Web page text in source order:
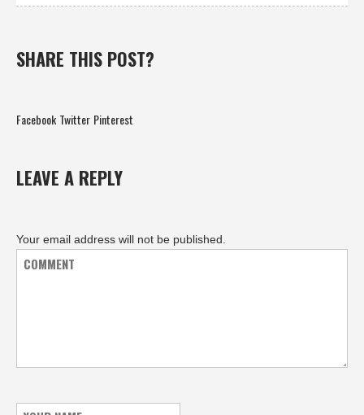
SHARE THIS POST?
Facebook Twitter Pinterest
LEAVE A REPLY
Your email address will not be published.